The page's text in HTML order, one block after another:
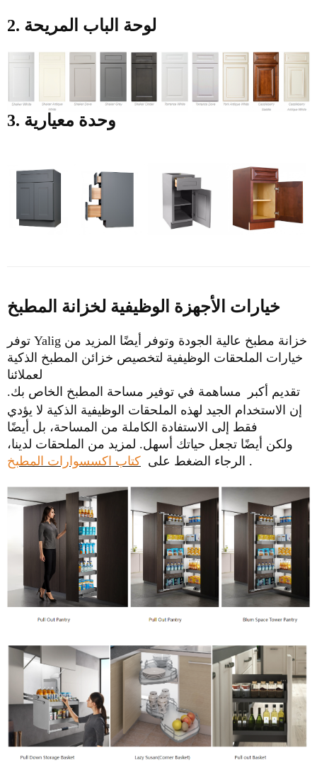
2. لوحة الباب المريحة
3. وحدة معيارية
خيارات الأجهزة الوظيفية لخزانة المطبخ
توفر Yalig خزانة مطبخ عالية الجودة وتوفر أيضًا المزيد من
خيارات الملحقات الوظيفية لتخصيص خزائن المطبخ الذكية
لعملائنا
تقديم أكبر
مساهمة في توفير مساحة المطبخ الخاص بك.
إن الاستخدام الجيد لهذه الملحقات الوظيفية الذكية لا يؤدي
فقط إلى الاستفادة الكاملة من المساحة، بل أيضًا
ولكن أيضًا تجعل حياتك أسهل. لمزيد من الملحقات لدينا،
الرجاء الضغط على كتاب اكسسوارات المطبخ .